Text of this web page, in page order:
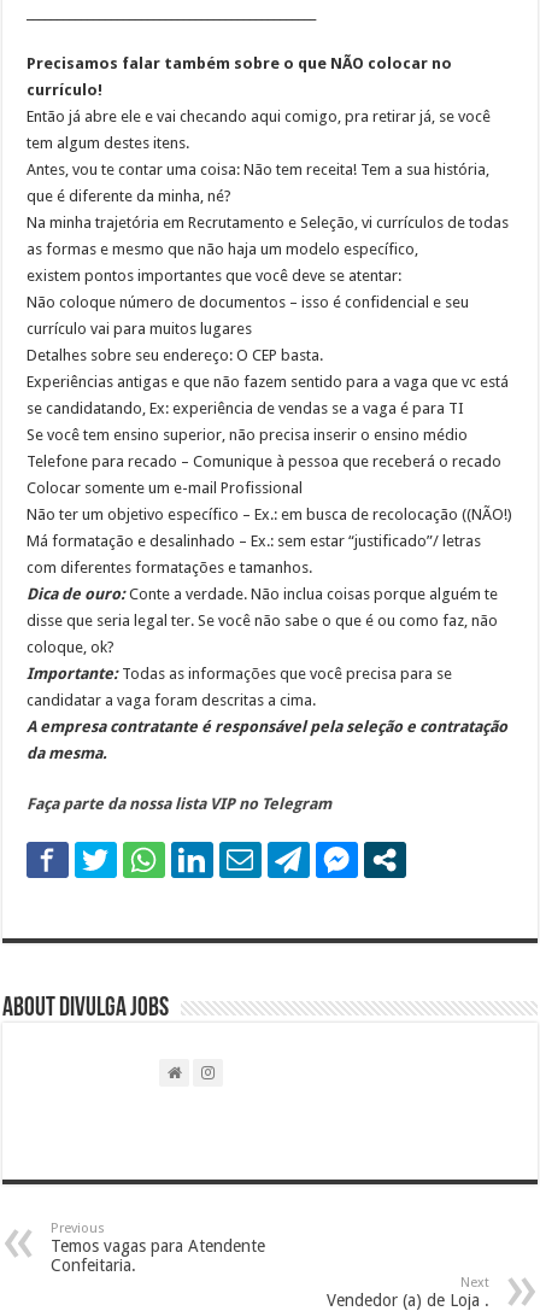
Precisamos falar também sobre o que NÃO colocar no
currículo!
Então já abre ele e vai checando aqui comigo, pra retirar já, se você
tem algum destes itens.
Antes, vou te contar uma coisa: Não tem receita! Tem a sua história,
que é diferente da minha, né?
Na minha trajetória em Recrutamento e Seleção, vi currículos de todas
as formas e mesmo que não haja um modelo específico,
existem pontos importantes que você deve se atentar:
Não coloque número de documentos – isso é confidencial e seu
currículo vai para muitos lugares
Detalhes sobre seu endereço: O CEP basta.
Experiências antigas e que não fazem sentido para a vaga que vc está
se candidatando, Ex: experiência de vendas se a vaga é para TI
Se você tem ensino superior, não precisa inserir o ensino médio
Telefone para recado – Comunique à pessoa que receberá o recado
Colocar somente um e-mail Profissional
Não ter um objetivo específico – Ex.: em busca de recolocação ((NÃO!)
Má formatação e desalinhado – Ex.: sem estar “justificado”/ letras
com diferentes formatações e tamanhos.
Dica de ouro: Conte a verdade. Não inclua coisas porque alguém te
disse que seria legal ter. Se você não sabe o que é ou como faz, não
coloque, ok?
Importante:Todas as informações que você precisa para se
candidatar a vaga foram descritas a cima.
A empresa contratante é responsável pela seleção e contratação
da mesma.
Faça parte da nossa lista VIP no Telegram
About DIVULGA JOBS
Previous
Temos vagas para Atendente
Confeitaria.
Next
Vendedor (a) de Loja .